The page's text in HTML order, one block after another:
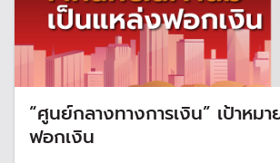
“ศูนย์กลางทางการเงิน” เป้าหม
ฟอกเงิน